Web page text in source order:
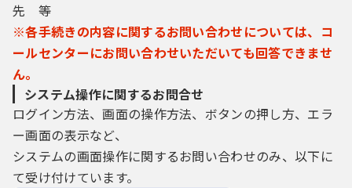
先 等
※各手続きの内容に関するお問い合わせについては、コ
ールセンターにお問い合わせいただいても回答できませ
ん。
システム操作に関するお問合せ
ログイン方法、画面の操作方法、ボタンの押し方、エラ
ー画面の表示など、
システムの画面操作に関するお問い合わせのみ、以下に
て受け付けています。